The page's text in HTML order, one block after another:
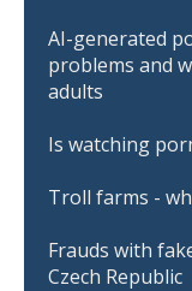
AI-generated
problems and
adults
Is watching
Troll farms -
Frauds with
Czech Republic